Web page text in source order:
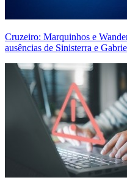
Cruzeiro: Marquinhos e
ausências de Sinisterra e